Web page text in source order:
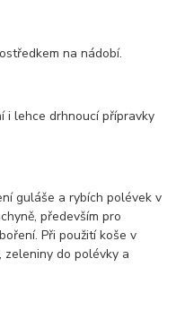
na nádobí.
i lehce drhnoucí přípravky
guláše a rybích polévek v
především pro
Při použití koše v
zeleniny do polévky a